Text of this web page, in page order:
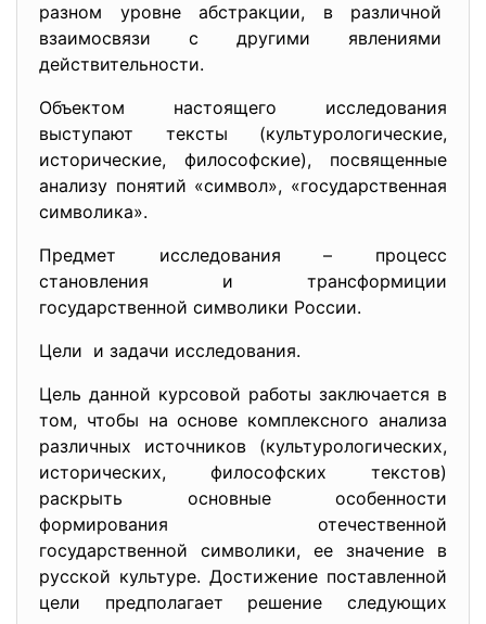
разном уровне абстракции, в различной
взаимосвязи с другими явлениями
действительности.
Объектом настоящего исследования
выступают тексты (культурологические,
исторические, философские), посвященные
анализу понятий «символ», «государственная
символика».
Предмет исследования – процесс
становления и трансформиции
государственной символики России.
Цели и задачи исследования.
Цель данной курсовой работы заключается в
том, чтобы на основе комплексного анализа
различных источников (культурологических,
исторических, философских текстов)
раскрыть основные особенности
формирования отечественной
государственной символики, ее значение в
русской культуре. Достижение поставленной
цели предполагает решение следующих